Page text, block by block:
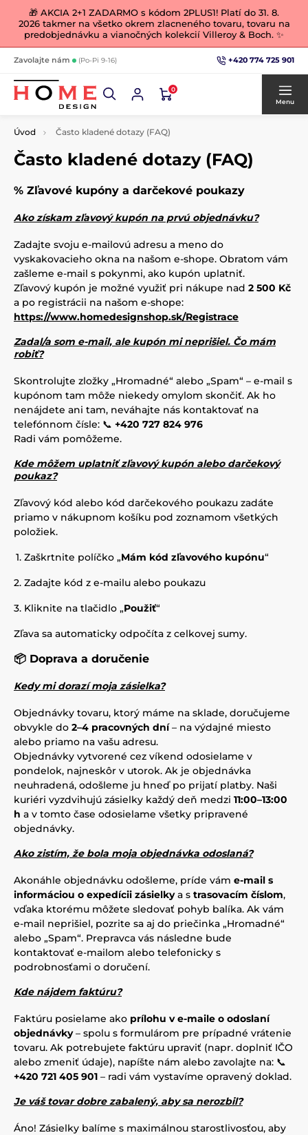
🎁 AKCIA 2+1 ZADARMO s kódom 2PLUS1! Platí do 31. 8.
2026 takmer na všetko okrem zlacneného tovaru, tovaru na
predobjednávku a vianočných kolekcií Villeroy & Boch. ✨
Zavolajte nám (Po-Pi 9-16) +420 774 725 901
0
Menu
Úvod Často kladené dotazy (FAQ)
Často kladené dotazy (FAQ)
% Zľavové kupóny a darčekové poukazy
Ako získam zľavový kupón na prvú objednávku?
Zadajte svoju e-mailovú adresu a meno do
vyskakovacieho okna na našom e-shope. Obratom vám
zašleme e-mail s pokynmi, ako kupón uplatniť.
Zľavový kupón je možné využiť pri nákupe nad 2 500 Kč
a po registrácii na našom e-shope:
https://www.homedesignshop.sk/Registrace
Zadal/a som e-mail, ale kupón mi neprišiel. Čo mám
robiť?
Skontrolujte zložky „Hromadné“ alebo „Spam“ – e-mail s
kupónom tam môže niekedy omylom skončiť. Ak ho
nenájdete ani tam, neváhajte nás kontaktovať na
telefónnom čísle: 📞 +420 727 824 976
Radi vám pomôžeme.
Kde môžem uplatniť zľavový kupón alebo darčekový
poukaz?
Zľavový kód alebo kód darčekového poukazu zadáte
priamo v nákupnom košíku pod zoznamom všetkých
položiek.
Zaškrtnite políčko „Mám kód zľavového kupónu“
Zadajte kód z e-mailu alebo poukazu
Kliknite na tlačidlo „Použiť“
Zľava sa automaticky odpočíta z celkovej sumy.
📦 Doprava a doručenie
Kedy mi dorazí moja zásielka?
Objednávky tovaru, ktorý máme na sklade, doručujeme
obvykle do 2–4 pracovných dní– na výdajné miesto
alebo priamo na vašu adresu.
Objednávky vytvorené cez víkend odosielame v
pondelok, najneskôr v utorok. Ak je objednávka
neuhradená, odošleme ju hneď po prijatí platby. Naši
kuriéri vyzdvihujú zásielky každý deň medzi 11:00–13:00
h a v tomto čase odosielame všetky pripravené
objednávky.
Ako zistím, že bola moja objednávka odoslaná?
Akonáhle objednávku odošleme, príde vám e-mail s
informáciou o expedícii zásielkya s trasovacím číslom,
vďaka ktorému môžete sledovať pohyb balíka. Ak vám
e-mail neprišiel, pozrite sa aj do priečinka „Hromadné“
alebo „Spam“. Prepravca vás následne bude
kontaktovať e-mailom alebo telefonicky s
podrobnosťami o doručení.
Kde nájdem faktúru?
Faktúru posielame ako prílohu v e-maile o odoslaní
objednávky– spolu s formulárom pre prípadné vrátenie
tovaru. Ak potrebujete faktúru upraviť (napr. doplniť IČO
alebo zmeniť údaje), napíšte nám alebo zavolajte na: 📞
+420 721 405 901 – radi vám vystavíme opravený doklad.
Je váš tovar dobre zabalený, aby sa nerozbil?
Áno! Zásielky balíme s maximálnou starostlivosťou, aby